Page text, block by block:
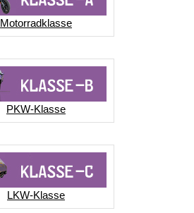
Motorradklasse
PKW-Klasse
LKW-Klasse